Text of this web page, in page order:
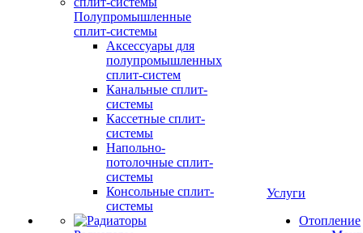
Полупромышленные
сплит-системы
Аксессуары для
полупромышленных
сплит-систем
Канальные сплит-
системы
Кассетные сплит-
системы
Напольно-
потолочные сплит-
системы
Консольные сплит-
системы
Услуги
Отопление